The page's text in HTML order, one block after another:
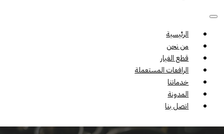
الرئيسية
من نحن
قطع الغيار
الرافعات المستعملة
خدماتنا
المدونة
اتصل بنا